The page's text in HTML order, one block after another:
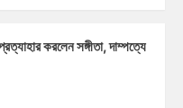
করলেন সঙ্গীতা, দাম্পত্যে